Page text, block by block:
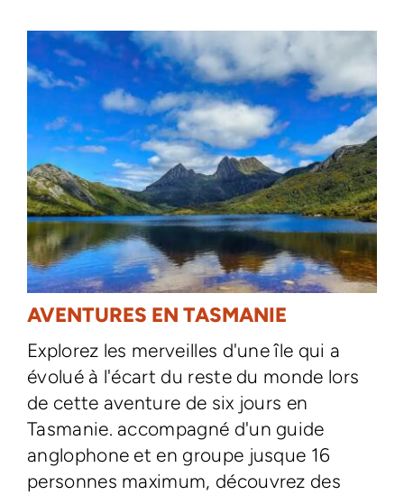
AVENTURES EN TASMANIE
Explorez les merveilles d'une île qui a
évolué à l'écart du reste du monde lors
de cette aventure de six jours en
Tasmanie. accompagné d'un guide
anglophone et en groupe jusque 16
personnes maximum, découvrez des